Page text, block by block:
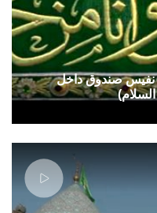
نفیس صندوق داخل